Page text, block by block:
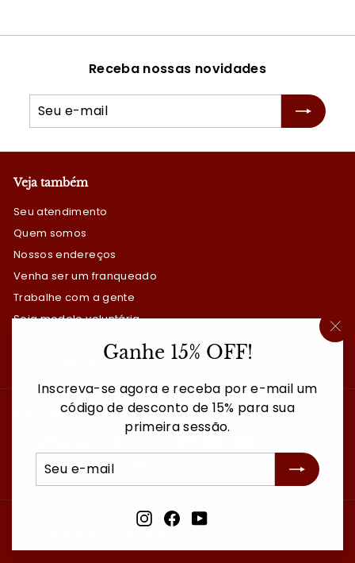
Ganhe 15% OFF!
Inscreva-se agora e receba por e-mail um
código de desconto de 15% para sua
primeira sessão.
e-
Instagram
FacebookYouTube
Receba nossas novidades
Seu
e-
Inscrever
Veja também
Seu atendimento
Quem somos
Nossos endereços
Venha ser um franqueado
Trabalhe com a gente
Seja modelo voluntária
Aprenda o Método Russo
Área da Imprensa
Fale com a gente
Envie sua mensagem
Nossas redes